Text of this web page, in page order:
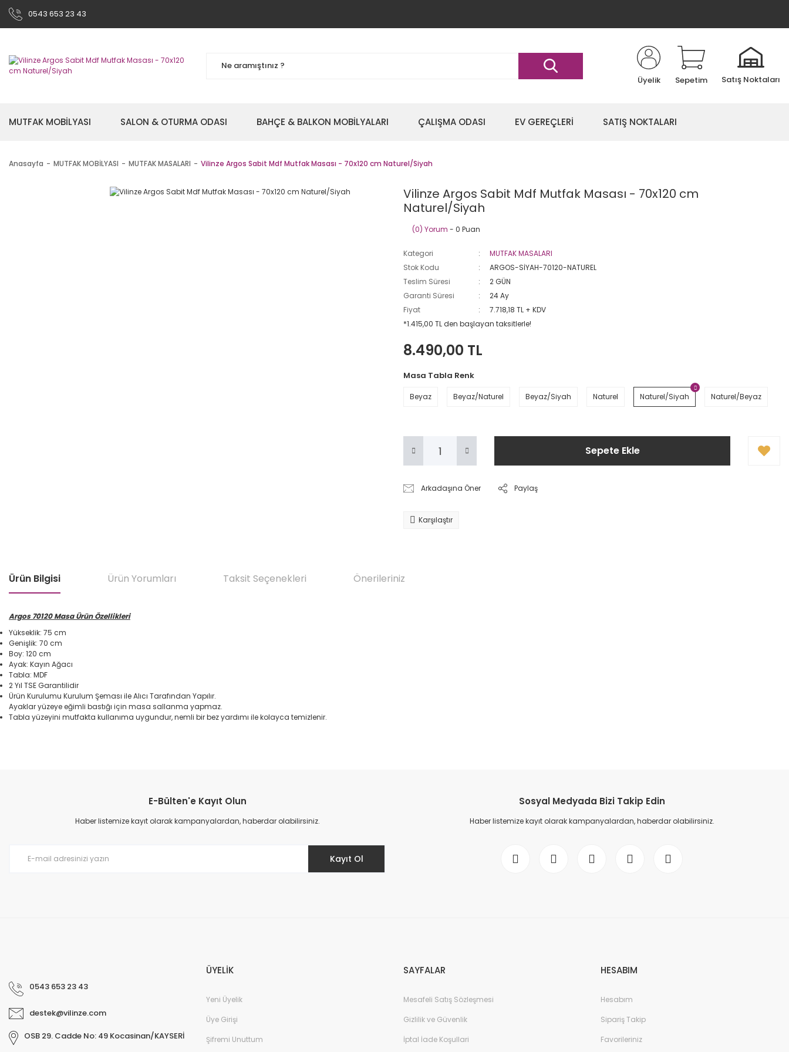
0543 653 23 43
Üyelik Sepetim Satış Noktaları
MUTFAK MOBİLYASI SALON & OTURMA ODASI BAHÇE & BALKON MOBİLYALARI ÇALIŞMA ODASI EV GEREÇLERİ SATIŞ NOKTALARI
Anasayfa MUTFAK MOBİLYASI MUTFAK MASALARI Vilinze Argos Sabit Mdf Mutfak Masası - 70x120 cm Naturel/Siyah
Vilinze Argos Sabit Mdf Mutfak Masası - 70x120 cm
Naturel/Siyah
(0) Yorum - 0 Puan
Kategori
MUTFAK MASALARI
Stok Kodu
ARGOS-SİYAH-70120-NATUREL
Teslim Süresi
2 GÜN
Garanti Süresi
24 Ay
Fiyat
7.718,18 TL + KDV
*1.415,00 TL den başlayan taksitlerle!
8.490,00 TL
Masa Tabla Renk
Beyaz Beyaz/Naturel Beyaz/Siyah Naturel Naturel/Siyah Naturel/Beyaz
Sepete Ekle
Arkadaşına Öner Paylaş
Karşılaştır
Ürün Bilgisi Ürün Yorumları Taksit Seçenekleri Önerileriniz
Argos 70120 Masa Ürün Özellikleri
Yükseklik: 75 cm
Genişlik: 70 cm
Boy: 120 cm
Ayak: Kayın Ağacı
Tabla: MDF
2 Yıl TSE Garantilidir
Ürün Kurulumu Kurulum Şeması ile Alıcı Tarafından Yapılır.
Ayaklar yüzeye eğimli bastığı için masa sallanma yapmaz.
Tabla yüzeyini mutfakta kullanıma uygundur, nemli bir bez yardımı ile kolayca temizlenir.
Ürün resmi kalitesiz, bozuk veya görüntülenemiyor.
Ürün açıklamasında eksik bilgiler bulunuyor.
E-Bülten'e Kayıt Olun
Haber listemize kayıt olarak kampanyalardan, haberdar olabilirsiniz.
Kayıt Ol
Sosyal Medyada Bizi Takip Edin
Haber listemize kayıt olarak kampanyalardan, haberdar olabilirsiniz.
0543 653 23 43
destek@vilinze.com
OSB 29. Cadde No: 49 Kocasinan/KAYSERİ
ÜYELİK
Yeni Üyelik
Üye Girişi
Şifremi Unuttum
SAYFALAR
Mesafeli Satış Sözleşmesi
Gizlilik ve Güvenlik
İptal İade Koşullari
HESABIM
Hesabım
Sipariş Takip
Favorileriniz